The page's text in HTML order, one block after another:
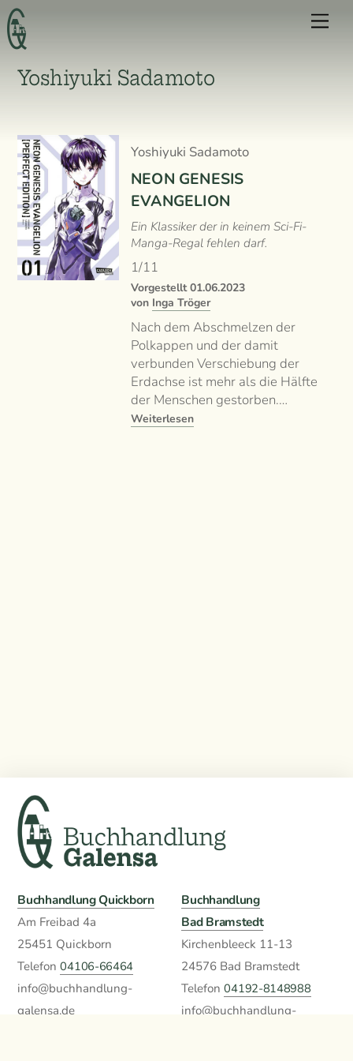
Skip
to
content
Yoshiyuki Sadamoto
Yoshiyuki Sadamoto
NEON GENESIS
EVANGELION
Ein Klassiker der in keinem Sci-Fi-
Manga-Regal fehlen darf.
1/11
Vorgestellt 01.06.2023
von Inga Tröger
Nach dem Abschmelzen der
Polkappen und der damit
verbunden Verschiebung der
Erdachse ist mehr als die Hälfte
der Menschen gestorben.…
Weiterlesen
Buchhandlung Quickborn
Am Freibad 4a
25451 Quickborn
Telefon04106-66464
info@buchhandlung-
galensa.de
Buchhandlung
Bad Bramstedt
Kirchenbleeck 11-13
24576 Bad Bramstedt
Telefon04192-8148988
info@buchhandlung-